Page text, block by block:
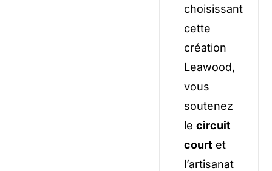
choisissant
cette
création
Leawood,
vous
soutenez
lecircuit
court et
l’artisanat